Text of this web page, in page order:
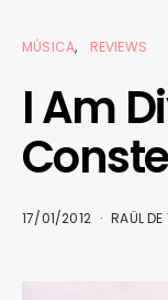
MÚSICA REVIEWS
I Am
17/01/2012 RAÜL DE